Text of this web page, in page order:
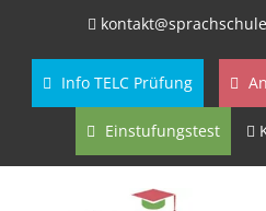
Info TELC Prüfung
Einstufungstest